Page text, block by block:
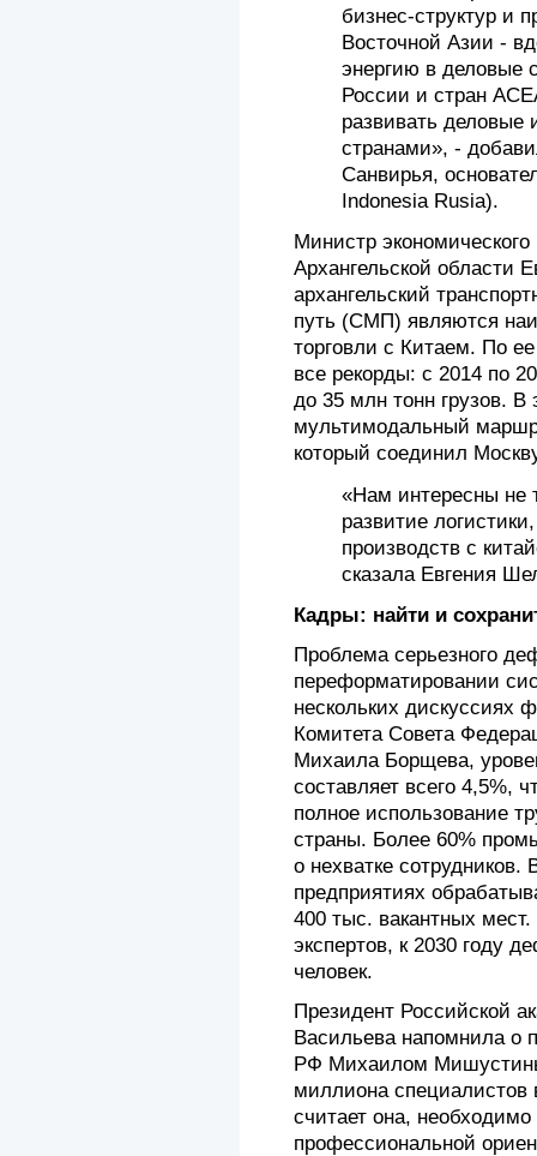
бизнес-структур и
Восточной Азии -
энергию в деловые
России и стран
развивать
странами», -
Санвирья,
Indonesia Rusia).
Министр
Архангельской области
архангельский
путь (СМП) являются
торговли с Китаем. По
все рекорды: с 2014 по
до 35 млн тонн грузов.
мультимодальный
который соединил
«Нам интересны не
развитие
производств с
сказала Евгения
Кадры: найти и
Проблема серьезного
переформатировании
нескольких дискуссиях
Комитета Совета
Михаила Борщева,
составляет всего 4,5%,
полное использование
страны. Более 60%
о нехватке
предприятиях
400 тыс. вакантных
экспертов, к 2030 году
человек.
Президент Российской
Васильева напомнила о
РФ Михаилом
миллиона специалистов
считает она,
профессиональной